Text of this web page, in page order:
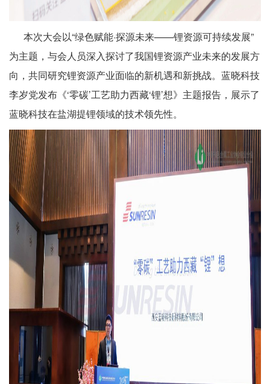
本次大会以“绿色赋能·探源未来——锂资源可持续发展”
为主题，与会人员深入探讨了我国锂资源产业未来的发展方
向，共同研究锂资源产业面临的新机遇和新挑战。蓝晓科技
李岁党发布《‘零碳’工艺助力西藏‘锂’想》主题报告，展示了
蓝晓科技在盐湖提锂领域的技术领先性。